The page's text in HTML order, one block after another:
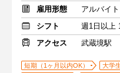
雇用形態
アルバイ
シフト
週1日以上
アクセス
武蔵境駅
短期（1ヶ月以内OK） 大学